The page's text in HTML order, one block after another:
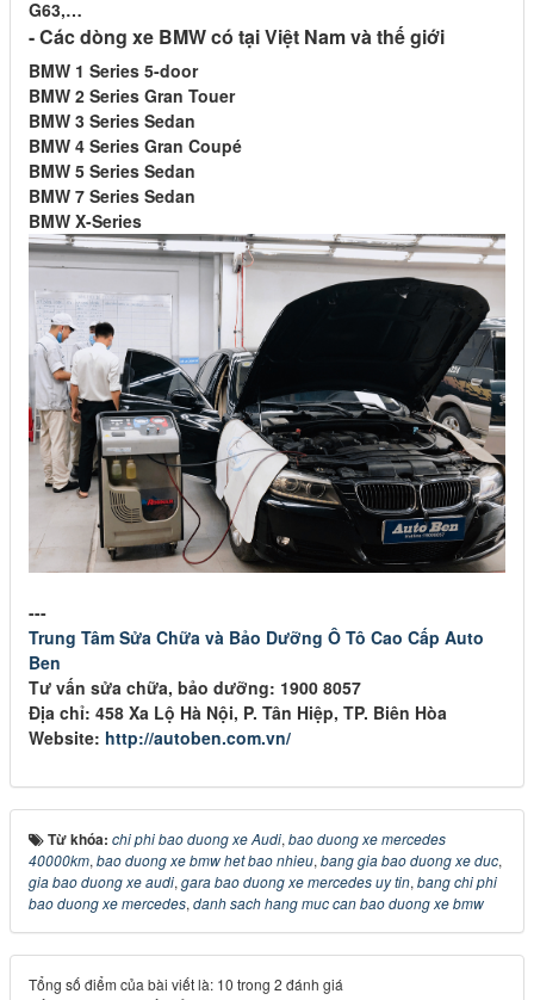
G63,…
- Các dòng xe BMW có tại Việt Nam và thế giới
BMW 1 Series 5-door
BMW 2 Series Gran Touer
BMW 3 Series Sedan
BMW 4 Series Gran Coupé
BMW 5 Series Sedan
BMW 7 Series Sedan
BMW X-Series
---
Trung Tâm Sửa Chữa và Bảo Dưỡng Ô Tô Cao Cấp Auto
Ben
Tư vấn sửa chữa, bảo dưỡng: 1900 8057
Địa chỉ: 458 Xa Lộ Hà Nội, P. Tân Hiệp, TP. Biên Hòa
Website: http://autoben.com.vn/
Từ khóa: chi phi bao duong xe Audi, bao duong xe mercedes
40000km, bao duong xe bmw het bao nhieu, bang gia bao duong xe duc,
gia bao duong xe audi, gara bao duong xe mercedes uy tin, bang chi phi
bao duong xe mercedes, danh sach hang muc can bao duong xe bmw
Tổng số điểm của bài viết là: 10 trong 2 đánh giá